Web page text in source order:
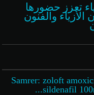
تعزز حضورها
والفنون
Samrer: zoloft
sildenafil